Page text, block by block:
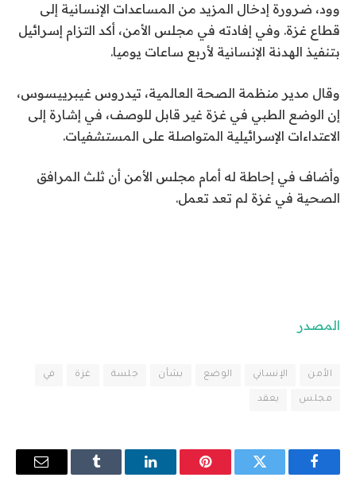
وود، ضرورة إدخال المزيد من المساعدات الإنسانية إلى
قطاع غزة. وفي إفادته في مجلس الأمن، أكد التزام إسرائيل
بتنفيذ الهدنة الإنسانية لأربع ساعات يوميا.
وقال مدير منظمة الصحة العالمية، تيدروس غيبرييسوس،
إن الوضع الطبي في غزة غير قابل للوصف، في إشارة إلى
الاعتداءات الإسرائيلية المتواصلة على المستشفيات.
وأضاف في إحاطة له أمام مجلس الأمن أن ثلث المرافق
الصحية في غزة لم تعد تعمل.
المصدر
الأمن الإنساني الوضع بشأن جلسة غزة في
مجلس يعقد
فيسبوك تويتر بينتيريستلينكدإن Tumblr
البريد